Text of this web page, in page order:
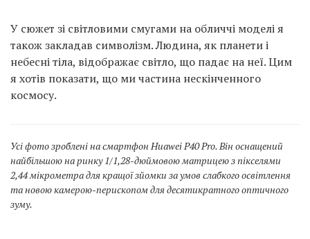
У сюжет зі світловими смугами на обличчі моделі я
також закладав символізм. Людина, як планети і
небесні тіла, відображає світло, що падає на неї. Цим
я хотів показати, що ми частина нескінченного
космосу.
Усі фото зроблені на смартфон Huawei P40 Pro. Він оснащений
найбільшою на ринку 1/1,28-дюймовою матрицею з пікселями
2,44 мікрометра для кращої зйомки за умов слабкого освітлення
та новою камерою-перископом для десятикратного оптичного
зуму.